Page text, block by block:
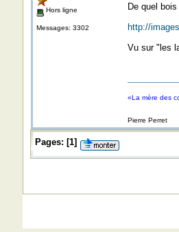
Hors ligne
Messages: 3302
De quel
http://
Vu sur "les
«La mère des
Pierre Perret
Pages: [1]